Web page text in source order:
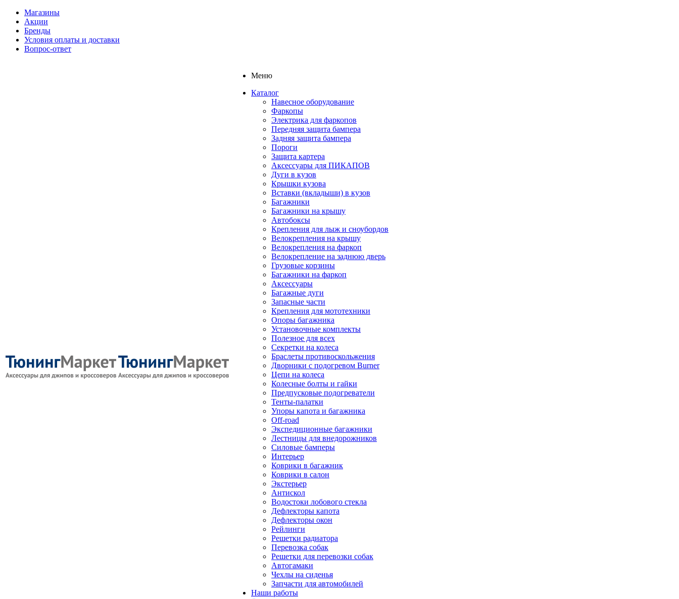
Магазины
Акции
Бренды
Условия оплаты и доставки
Вопрос-ответ
Меню
Каталог
Навесное оборудование
Фаркопы
Электрика для фаркопов
Передняя защита бампера
Задняя защита бампера
Пороги
Защита картера
Аксессуары для ПИКАПОВ
Дуги в кузов
Крышки кузова
Вставки (вкладыши) в кузов
Багажники
Багажники на крышу
Автобоксы
Крепления для лыж и сноубордов
Велокрепления на крышу
Велокрепления на фаркоп
Велокрепление на заднюю дверь
Грузовые корзины
Багажники на фаркоп
Аксессуары
Багажные дуги
Запасные части
Крепления для мототехники
Опоры багажника
Установочные комплекты
Полезное для всех
Секретки на колеса
Браслеты противоскольжения
Дворники с подогревом Burner
Цепи на колеса
Колесные болты и гайки
Предпусковые подогреватели
Тенты-палатки
Упоры капота и багажника
Off-road
Экспедиционные багажники
Лестницы для внедорожников
Силовые бамперы
Интерьер
Коврики в багажник
Коврики в салон
Экстерьер
Антискол
Водостоки лобового стекла
Дефлекторы капота
Дефлекторы окон
Рейлинги
Решетки радиатора
Перевозка собак
Решетки для перевозки собак
Автогамаки
Чехлы на сиденья
Запчасти для автомобилей
Наши работы